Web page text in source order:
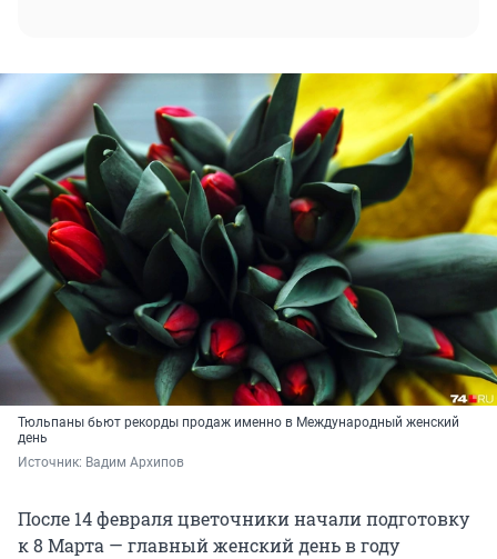
Тюльпаны бьют рекорды продаж именно в Международный женский
день
Источник: Вадим Архипов
После 14 февраля цветочники начали подготовку
к 8 Марта — главный женский день в году